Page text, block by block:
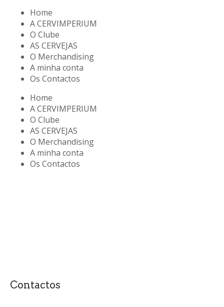
Home
A CERVIMPERIUM
O Clube
AS CERVEJAS
O Merchandising
A minha conta
Os Contactos
Home
A CERVIMPERIUM
O Clube
AS CERVEJAS
O Merchandising
A minha conta
Os Contactos
Contactos